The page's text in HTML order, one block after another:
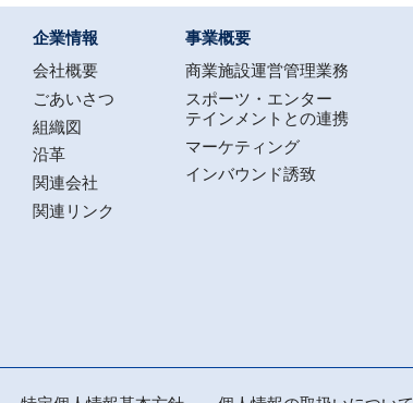
企業情報
会社概要
ごあいさつ
組織図
沿革
関連会社
関連リンク
事業概要
商業施設運営管理業務
スポーツ・エンター
テインメントとの連携
マーケティング
インバウンド誘致